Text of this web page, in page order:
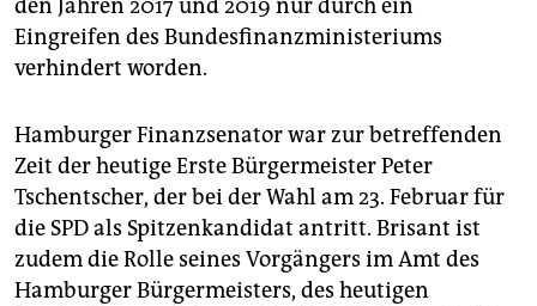
den Jahren 2017 und 2019 nur durch ein
Eingreifen des Bundesfinanzministeriums
verhindert worden.
Hamburger Finanzsenator war zur betreffenden
Zeit der heutige Erste Bürgermeister Peter
Tschentscher, der bei der Wahl am 23. Februar für
die SPD als Spitzenkandidat antritt. Brisant ist
zudem die Rolle seines Vorgängers im Amt des
Hamburger Bürgermeisters, des heutigen